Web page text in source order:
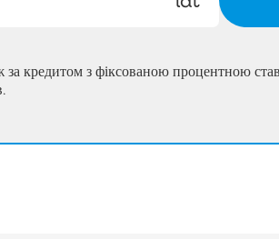
за кредитом з фіксованою процентною